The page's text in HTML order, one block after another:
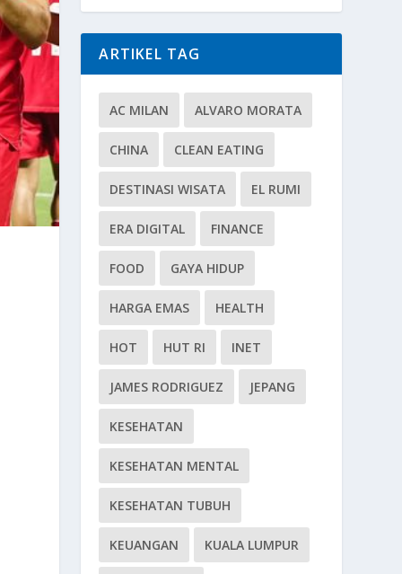
ARTIKEL TAG
AC MILAN ALVARO MORATA
CHINA CLEAN EATING
DESTINASI WISATA EL RUMI
ERA DIGITAL FINANCE
FOOD GAYA HIDUP
HARGA EMAS HEALTH
HOT HUT RI INET
JAMES RODRIGUEZ JEPANG
KESEHATAN
KESEHATAN MENTAL
KESEHATAN TUBUH
KEUANGAN KUALA LUMPUR